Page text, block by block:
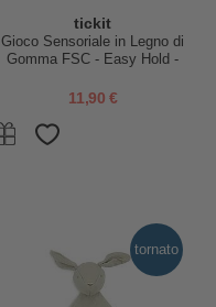
tickit
Gioco Sensoriale in Legno di
Gomma FSC - Easy Hold -
11,90 €
tornato